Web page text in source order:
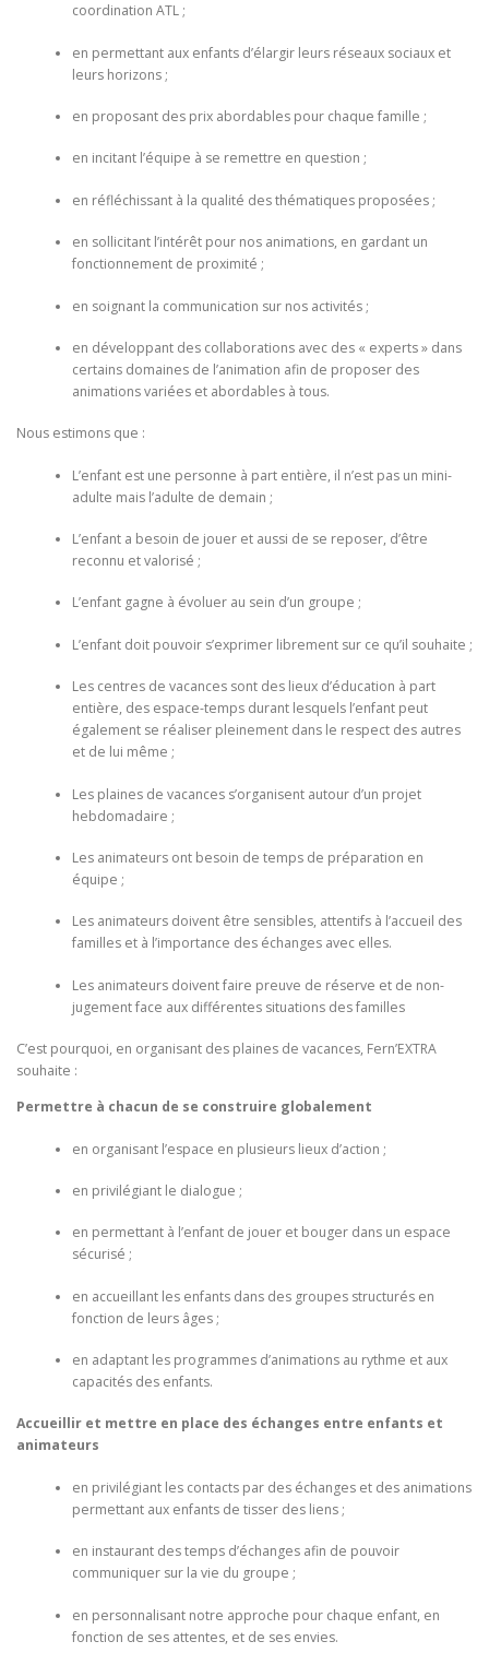
coordination ATL ;
en permettant aux enfants d’élargir leurs réseaux sociaux et
leurs horizons ;
en proposant des prix abordables pour chaque famille ;
en incitant l’équipe à se remettre en question ;
en réfléchissant à la qualité des thématiques proposées ;
en sollicitant l’intérêt pour nos animations, en gardant un
fonctionnement de proximité ;
en soignant la communication sur nos activités ;
en développant des collaborations avec des « experts » dans
certains domaines de l’animation afin de proposer des
animations variées et abordables à tous.
Nous estimons que :
L’enfant est une personne à part entière, il n’est pas un mini-
adulte mais l’adulte de demain ;
L’enfant a besoin de jouer et aussi de se reposer, d’être
reconnu et valorisé ;
L’enfant gagne à évoluer au sein d’un groupe ;
L’enfant doit pouvoir s’exprimer librement sur ce qu’il souhaite ;
Les centres de vacances sont des lieux d’éducation à part
entière, des espace-temps durant lesquels l’enfant peut
également se réaliser pleinement dans le respect des autres
et de lui même ;
Les plaines de vacances s’organisent autour d’un projet
hebdomadaire ;
Les animateurs ont besoin de temps de préparation en
équipe ;
Les animateurs doivent être sensibles, attentifs à l’accueil des
familles et à l’importance des échanges avec elles.
Les animateurs doivent faire preuve de réserve et de non-
jugement face aux différentes situations des familles
C’est pourquoi, en organisant des plaines de vacances, Fern’EXTRA
souhaite :
Permettre à chacun de se construire globalement
en organisant l’espace en plusieurs lieux d’action ;
en privilégiant le dialogue ;
en permettant à l’enfant de jouer et bouger dans un espace
sécurisé ;
en accueillant les enfants dans des groupes structurés en
fonction de leurs âges ;
en adaptant les programmes d’animations au rythme et aux
capacités des enfants.
Accueillir et mettre en place des échanges entre enfants et
animateurs
en privilégiant les contacts par des échanges et des animations
permettant aux enfants de tisser des liens ;
en instaurant des temps d’échanges afin de pouvoir
communiquer sur la vie du groupe ;
en personnalisant notre approche pour chaque enfant, en
fonction de ses attentes, et de ses envies.